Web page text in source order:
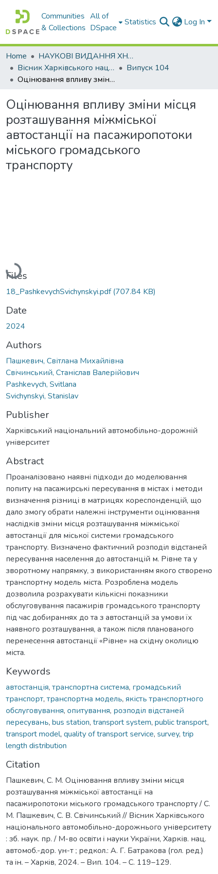
Communities
& Collections
All of
DSpace
Statistics Log In
Home
НАУКОВІ ВИДАННЯ ХНАДУ
Вісник Харківського національного автомобільно-дорожнього університету / Вестник Харьковского национального автомобильно-дорожного университета
Випуск 104
Оцінювання впливу зміни місця розташування міжміської автостанції на пасажиропотоки міського громадського транспорту
Оцінювання впливу зміни місця
розташування міжміської
автостанції на пасажиропотоки
міського громадського
транспорту
Loading...
Files
18_PashkevychSvichynskyi.pdf(707.84 KB)
Date
2024
Authors
Пашкевич, Світлана Михайлівна
Свічинський, Станіслав Валерійович
Pashkevych, Svitlana
Svichynskyi, Stanislav
Publisher
Харківський національний автомобільно-дорожній
університет
Abstract
Проаналізовано наявні підходи до моделювання
попиту на пасажирські пересування в містах і методи
визначення різниці в матрицях кореспонденцій, що
дало змогу обрати належні інструменти оцінювання
наслідків зміни місця розташування міжміської
автостанції для міської системи громадського
транспорту. Визначено фактичний розподіл відстаней
пересування населення до автостанцій м. Рівне та у
зворотному напрямку, з використанням якого створено
транспортну модель міста. Розроблена модель
дозволила розрахувати кількісні показники
обслуговування пасажирів громадського транспорту
під час добираннях до та з автостанцій за умови їх
наявного розташування, а також після планованого
перенесення автостанції «Рівне» на східну околицю
міста.
Keywords
автостанція, транспортна система, громадський
транспорт, транспортна модель, якість транспортного
обслуговування, опитування, розподіл відстаней
пересувань, bus station, transport system, public transport,
transport model, quality of transport service, survey, trip
length distribution
Citation
Пашкевич, С. М. Оцінювання впливу зміни місця
розташування міжміської автостанції на
пасажиропотоки міського громадського транспорту / С.
М. Пашкевич, С. В. Свічинський // Вісник Харківського
національного автомобільно-дорожнього університету
: зб. наук. пр. / М-во освiти i науки України, Харків. нац.
автомоб.-дор. ун-т ; редкол.: А. Г. Батракова (гол. ред.)
та iн. – Харкiв, 2024. – Вип. 104. – С. 119–129.